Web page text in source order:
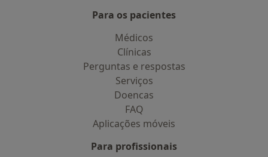
Para os pacientes
Médicos
Clínicas
Perguntas e respostas
Serviços
Doencas
FAQ
Aplicações móveis
Para profissionais